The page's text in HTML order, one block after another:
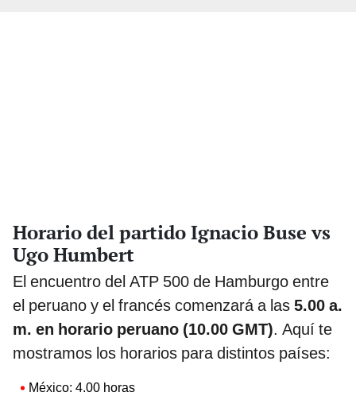
Horario del partido Ignacio Buse vs
Ugo Humbert
El encuentro del ATP 500 de Hamburgo entre
el peruano y el francés comenzará a las 5.00 a.
m. en horario peruano (10.00 GMT). Aquí te
mostramos los horarios para distintos países:
México: 4.00 horas